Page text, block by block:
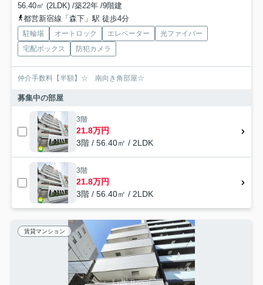
56.40㎡ (2LDK) /築22年 /9階建
都営新宿線「森下」駅 徒歩4分
駐輪場 オートロック エレベーター
光ファイバー
宅配ボックス
防犯カメラ
仲介手数料【半額】☆ 南向き角部屋☆
募集中の部屋
3階
21.8万円
3階 / 56.40㎡ / 2LDK
3階
21.8万円
3階 / 56.40㎡ / 2LDK
賃貸マンション